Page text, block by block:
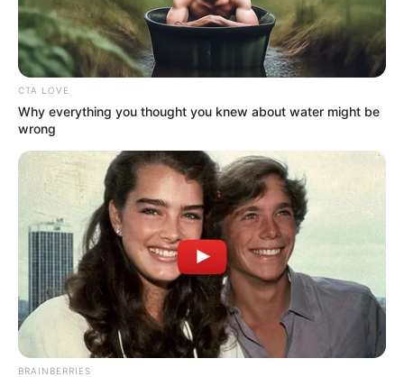
CTA LOVE
Why everything you thought you knew about water might be
wrong
BRAINBERRIES